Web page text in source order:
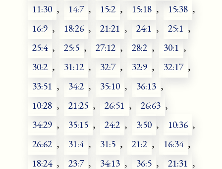
11:30 , 14:7 , 15:2 , 15:18 , 15:38 ,
16:9 , 18:26 , 21:21 , 24:1 , 25:1 ,
25:4 , 25:5 , 27:12 , 28:2 , 30:1 ,
30:2 , 31:12 , 32:7 , 32:9 , 32:17 ,
33:51 , 34:2 , 35:10 , 36:13 ,
10:28 , 21:25 , 26:51 , 26:63 ,
34:29 , 35:15 , 24:2 , 3:50 , 10:36 ,
26:62 , 31:4 , 31:5 , 21:2 , 16:34 ,
18:24 , 23:7 , 34:13 , 36:5 , 21:31 ,